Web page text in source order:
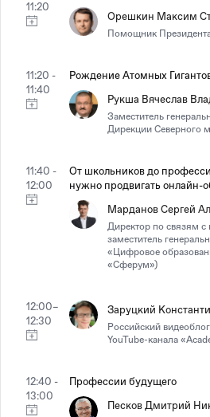
11:20
Орешкин Максим
Помощник
11:20 -
11:40
Рождение Атомных
Рукша Вячеслав
Заместитель
Дирекции Северного
11:40 -
12:00
От школьников до
нужно продвигать онлайн-
Марданов Сергей
Директор по связям
заместитель
«Цифровое
«Сферум»)
12:00–
12:30
Заруцкий
Российский
YouTube-канала
12:40 -
13:00
Профессии будущего
Песков Дмитрий